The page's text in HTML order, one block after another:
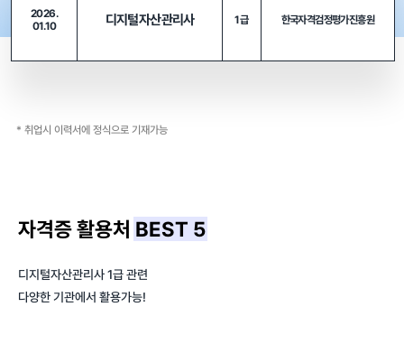
2026.
01.10
디지털자산관리사 1급 한국자격검정평가진흥원
* 취업시 이력서에 정식으로 기재가능
자격증 활용처 BEST 5
디지털자산관리사 1급 관련
다양한 기관에서 활용가능!